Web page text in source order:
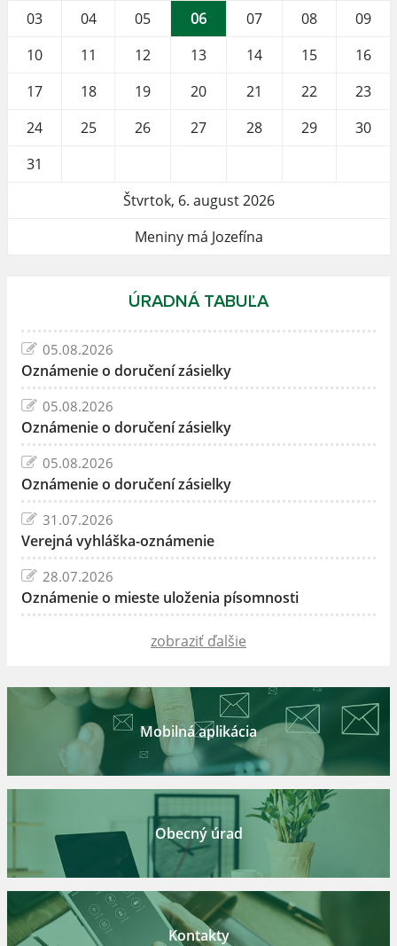
03
04 05 06 07 08
09
10
11 12 13 14 15
16
17
18 19 20 21 22
23
24
25 26 27 28 29
30
31
Štvrtok, 6. august 2026
Meniny má Jozefína
ÚRADNÁ TABUĽA
05.08.2026
Oznámenie o doručení zásielky
05.08.2026
Oznámenie o doručení zásielky
05.08.2026
Oznámenie o doručení zásielky
31.07.2026
Verejná vyhláška-oznámenie
28.07.2026
Oznámenie o mieste uloženia písomnosti
zobraziť ďalšie
Mobilná aplikácia
Obecný úrad
Kontakty